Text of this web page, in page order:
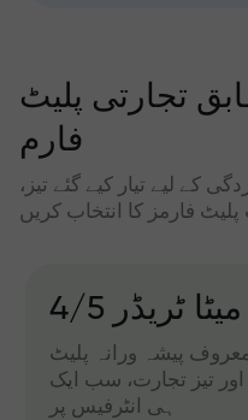
تجارتی پلیٹ
فارم
کے لیے تیار کیے گئے تیز،
فارمز کا انتخاب کریں
میٹا ٹریڈر 4/5
معروف پیشہ ورانہ پلیٹ
اور تیز تجارت، سب ایک
ہی انٹرفیس پر